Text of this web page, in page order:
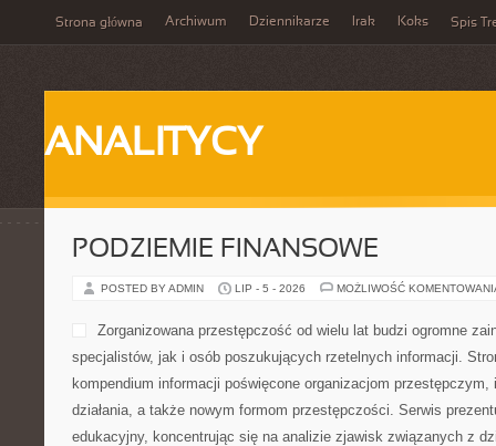
Strona główna Archiwum Dziennikarze Irak Koks Spis
ANALITYCY
PODZIEMIE FINANSOWE
POSTED BY ADMIN LIP - 5 - 2026 MOŻLIWOŚĆ
Zorganizowana przestępczość od wielu lat budzi ogromne
specjalistów, jak i osób poszukujących rzetelnych informacji.
kompendium informacji poświęcone organizacjom przestępczym,
działania, a także nowym formom przestępczości. Serwis
edukacyjny, koncentrując się na analizie zjawisk związanych z